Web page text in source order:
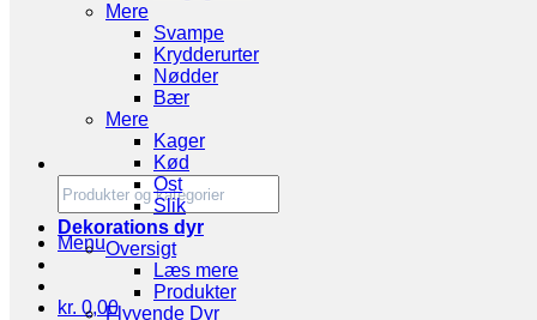
Menu
kr. 0,00
Mere
Svampe
Krydderurter
Nødder
Bær
Mere
Kager
Kød
Ost
Slik
Dekorations dyr
Oversigt
Læs mere
Produkter
Flyvende Dyr